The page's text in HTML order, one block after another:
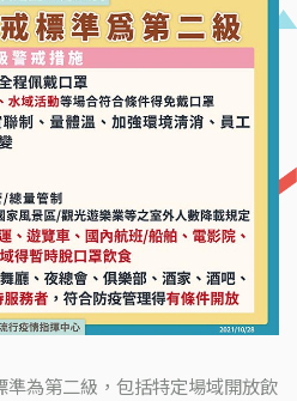
為第二級，包括特定場域開放飲